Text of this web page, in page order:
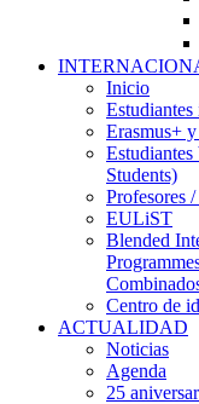
Inicio
Estudiantes
Erasmus+
Students)
Profesores
EULiST
Blended
Centro de
ACTUALIDAD
Noticias
Agenda
25